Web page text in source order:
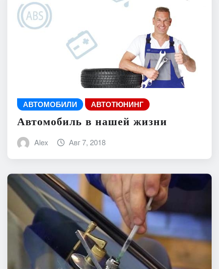
АВТОМОБИЛИ АВТОТЮНИНГ
Автомобиль в нашей жизни
Alex Авг 7, 2018